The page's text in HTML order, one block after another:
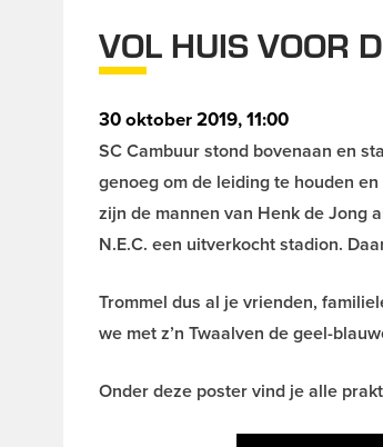
VOL HUIS VOOR
30 oktober 2019, 11:00
SC Cambuur stond bovenaan en
genoeg om de leiding te houden
zijn de mannen van Henk de Jong
N.E.C. een uitverkocht stadion.
Trommel dus al je vrienden,
we met z’n Twaalven de geel-
Onder deze poster vind je alle